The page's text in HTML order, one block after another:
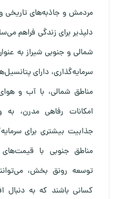
مردمش و جاذبه‌های تاریخی
دلپذیر برای زندگی فراهم
شمالی و جنوبی شیراز به
سرمایه‌گذاری، دارای
مناطق شمالی، با آب و
امکانات رفاهی مدرن، به
جذابیت بیشتری برای
مناطق جنوبی با
توسعه رونق بخش،
کسانی باشند که به دنبال